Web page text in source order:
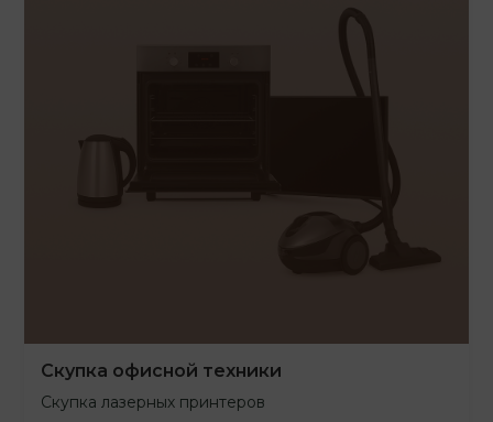
Скупка офисной техники
Скупка лазерных принтеров